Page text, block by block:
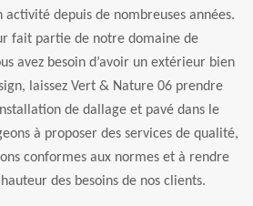
depuis de nombreuses années.
fait partie de notre domaine de
avez besoin d’avoir un extérieur bien
laissez Vert & Nature 06 prendre
de dallage et pavé dans le
à proposer des services de qualité,
conformes aux normes et à rendre
des besoins de nos clients.